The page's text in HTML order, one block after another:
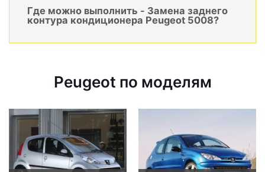
Где можно выполнить - Замена заднего
контура кондиционера Peugeot 5008?
Peugeot по моделям